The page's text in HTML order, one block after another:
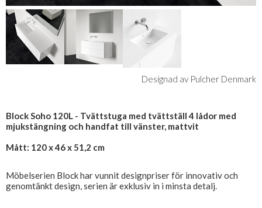
Designad av Pulcher Denmark
Block Soho 120L - Tvättstuga med tvättställ 4 lådor med
mjukstängning och handfat till vänster, mattvit
Mått: 120 x 46 x 51,2 cm
Möbelserien Block har vunnit designpriser för innovativ och
genomtänkt design, serien är exklusiv in i minsta detalj.